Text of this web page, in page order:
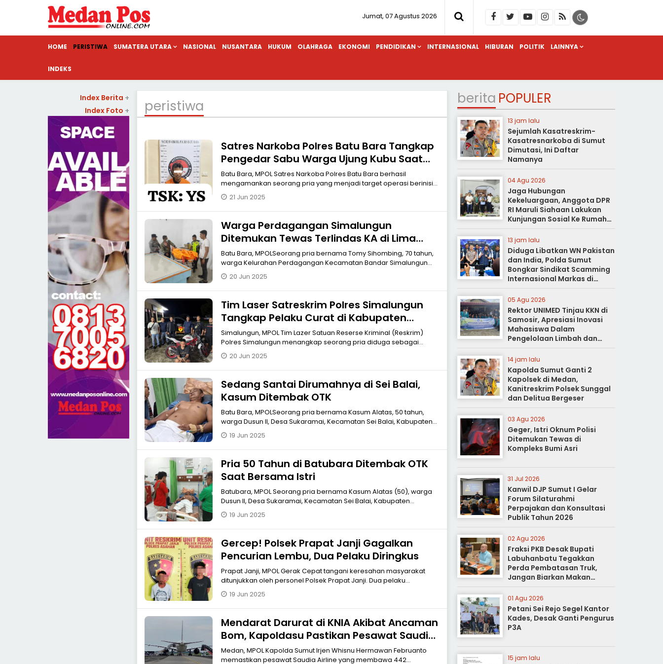
Jumat, 07 Agustus 2026
HOME PERISTIWA SUMATERA UTARA NASIONAL NUSANTARA HUKUM OLAHRAGA EKONOMI PENDIDIKAN INTERNASIONAL HIBURAN POLITIK LAINNYA
INDEKS
peristiwa
Satres Narkoba Polres Batu Bara Tangkap
Pengedar Sabu Warga Ujung Kubu Saat
Menunggu Pembeli
Batu Bara, MPOL Satres Narkoba Polres Batu Bara berhasil
mengamankan seorang pria yang menjadi target operasi berinisial
YS, ( 38) warga D
21 Jun 2025
Warga Perdagangan Simalungun
Ditemukan Tewas Terlindas KA di Lima
Puluh
Batu Bara, MPOLSeorang pria bernama Tomy Sihombing, 70 tahun,
warga Kelurahan Perdagangan Kecamatan Bandar Simalungun
ditemukan tewas denga
20 Jun 2025
Tim Laser Satreskrim Polres Simalungun
Tangkap Pelaku Curat di Kabupaten
Batubara
Simalungun, MPOL Tim Lazer Satuan Reserse Kriminal (Reskrim)
Polres Simalungun menangkap seorang pria diduga sebagai
pelaku pencurian dan p
20 Jun 2025
Sedang Santai Dirumahnya di Sei Balai,
Kasum Ditembak OTK
Batu Bara, MPOLSeorang pria bernama Kasum Alatas, 50 tahun,
warga Dusun II, Desa Sukaramai, Kecamatan Sei Balai, Kabupaten
Batu Bara ditemb
19 Jun 2025
Pria 50 Tahun di Batubara Ditembak OTK
Saat Bersama Istri
Batubara, MPOL Seorang pria bernama Kasum Alatas (50), warga
Dusun II, Desa Sukaramai, Kecamatan Sei Balai, Kabupaten
Batubara ditembak OTK
19 Jun 2025
Gercep! Polsek Prapat Janji Gagalkan
Pencurian Lembu, Dua Pelaku Diringkus
Prapat Janji, MPOL Gerak Cepat tangani keresahan masyarakat
ditunjukkan oleh personel Polsek Prapat Janji. Dua pelaku
pencurian lembu berha
19 Jun 2025
Mendarat Darurat di KNIA Akibat Ancaman
Bom, Kapoldasu Pastikan Pesawat Saudia
Airline Steril
Medan, MPOL Kapolda Sumut Irjen Whisnu Hermawan Februanto
memastikan pesawat Saudia Airline yang membawa 442
Index Berita +
Index Foto +
berita POPULER
13 jam lalu
Sejumlah Kasatreskrim-
Kasatresnarkoba di Sumut
Dimutasi, Ini Daftar
Namanya
04 Agu 2026
Jaga Hubungan
Kekeluargaan, Anggota DPR
RI Maruli Siahaan Lakukan
Kunjungan Sosial Ke Rumah
Duka
13 jam lalu
Diduga Libatkan WN Pakistan
dan India, Polda Sumut
Bongkar Sindikat Scamming
Internasional Markas di
Apartemen Podomoro
05 Agu 2026
Rektor UNIMED Tinjau KKN di
Samosir, Apresiasi Inovasi
Mahasiswa Dalam
Pengelolaan Limbah dan
Pertanian Ramah Lingkungan
14 jam lalu
Kapolda Sumut Ganti 2
Kapolsek di Medan,
Kanitreskrim Polsek Sunggal
dan Delitua Bergeser
03 Agu 2026
Geger, Istri Oknum Polisi
Ditemukan Tewas di
Kompleks Bumi Asri
31 Jul 2026
Kanwil DJP Sumut I Gelar
Forum Silaturahmi
Perpajakan dan Konsultasi
Publik Tahun 2026
02 Agu 2026
Fraksi PKB Desak Bupati
Labuhanbatu Tegakkan
Perda Pembatasan Truk,
Jangan Biarkan Makan
Korban
01 Agu 2026
Petani Sei Rejo Segel Kantor
Kades, Desak Ganti Pengurus
P3A
15 jam lalu